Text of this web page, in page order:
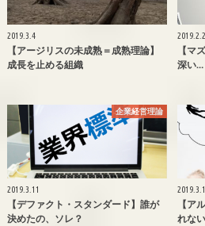
2019.3.4
【アージリスの未成熟＝成熟理論】
成長を止める組織
【マ
深い…
企業経営理論
2019.3.11
【デファクト・スタンダード】誰が
決めたの、ソレ？
2019.3.1
【ア
れな